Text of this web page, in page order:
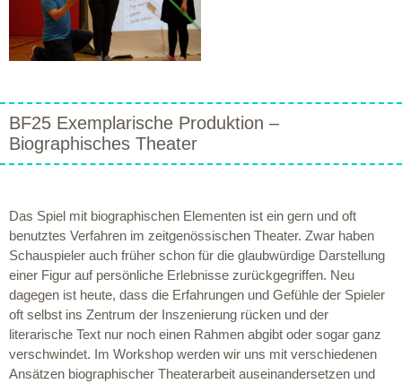
BF25 Exemplarische Produktion –
Biographisches Theater
Das Spiel mit biographischen Elementen ist ein gern und oft
benutztes Verfahren im zeitgenössischen Theater. Zwar haben
Schauspieler auch früher schon für die glaubwürdige Darstellung
einer Figur auf persönliche Erlebnisse zurückgegriffen. Neu
dagegen ist heute, dass die Erfahrungen und Gefühle der Spieler
oft selbst ins Zentrum der Inszenierung rücken und der
literarische Text nur noch einen Rahmen abgibt oder sogar ganz
verschwindet. Im Workshop werden wir uns mit verschiedenen
Ansätzen biographischer Theaterarbeit auseinandersetzen und